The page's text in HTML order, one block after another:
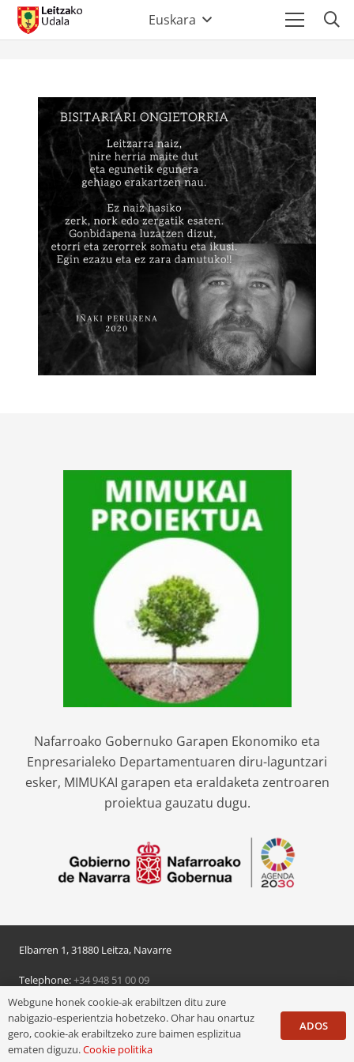
Euskara
Nafarroako Gobernuko Garapen Ekonomiko eta
Enpresarialeko Departamentuaren diru-laguntzari
esker, MIMUKAI garapen eta eraldaketa zentroaren
proiektua gauzatu dugu.
Elbarren 1, 31880 Leitza, Navarre
Telephone:+34 948 51 00 09
© 2024 Leitzako udala
Pribatutasun politika/Lege oharra/Cookie politika
Webgune honek cookie-ak erabiltzen ditu zure
nabigazio-esperientzia hobetzeko. Ohar hau onartuz
gero, cookie-ak erabiltzeko zure baimen esplizitua
ematen diguzu.Cookie politika
ADOS